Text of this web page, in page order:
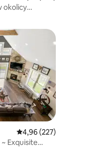
okolicy
166
Wybór gości
Średnia ocena: 4,96
4,96 (227)
Exquisite